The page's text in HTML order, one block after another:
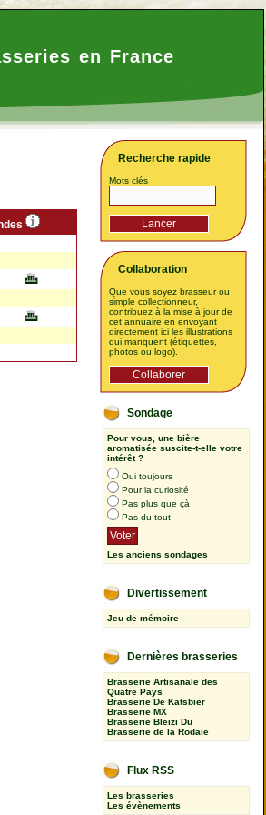
en France
Recherche rapide
Mots clés
Collaboration
Que vous soyez brasseur ou
simple collectionneur,
contribuez à la mise à jour de
cet annuaire en envoyant
directement ici les illustrations
qui manquent (étiquettes,
photos ou logo).
Sondage
Pour vous, une bière
aromatisée suscite-t-elle votre
intérêt ?
Oui toujours
Pour la curiosité
Pas plus que çà
Pas du tout
Les anciens sondages
Divertissement
Jeu de mémoire
Dernières brasseries
Brasserie Artisanale des
Quatre Pays
Brasserie De Katsbier
Brasserie MX
Brasserie Bleizi Du
Brasserie de la Rodaie
Flux RSS
Les brasseries
Les évènements